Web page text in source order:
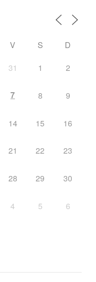
V S
D
31 1 2
7 8 9
14 15 16
21 22 23
28 29 30
4 5 6